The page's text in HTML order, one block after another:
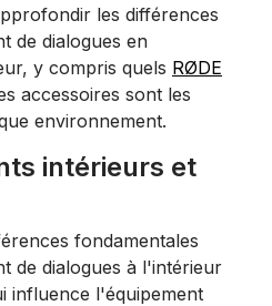
les différences
de dialogues en
y compris quels RØDE
accessoires sont les
environnement.
intérieurs et
fondamentales
de dialogues à l'intérieur
influence l'équipement